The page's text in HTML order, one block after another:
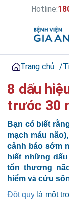
Hotline:
Trang chủ /
8 dấu
trước 30
Bạn có biết
mạch máu
cảnh báo sớm
biết những
tổn thương
hiểm và cứu
Đột quỵ là một